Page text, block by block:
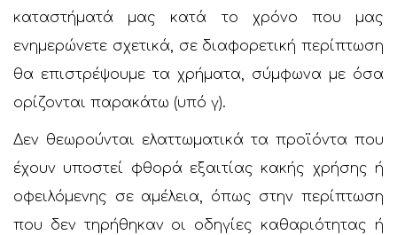
καταστήματά μας κατά το χρόνο που μας
ενημερώνετε σχετικά, σε διαφορετική περίπτωση
θα επιστρέψουμε τα χρήματα, σύμφωνα με όσα
ορίζονται παρακάτω (υπό γ).
Δεν θεωρούνται ελαττωματικά τα προϊόντα που
έχουν υποστεί φθορά εξαιτίας κακής χρήσης ή
οφειλόμενης σε αμέλεια, όπως στην περίπτωση
που δεν τηρήθηκαν οι οδηγίες καθαριότητας ή